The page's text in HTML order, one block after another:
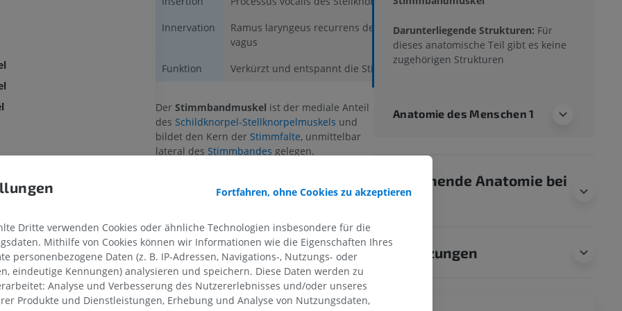
Muskel
Stellknorpel-Muskel
Muskel
Innervation
Ramus laryngeus recurrens des Nervus
vagus
Funktion
Verkürzt und entspannt die Stimmfalten.
Der Stimmbandmuskel ist der mediale Anteil
des Schildknorpel-Stellknorpelmuskels und
bildet den Kern der Stimmfalte, unmittelbar
lateral des Stimmbandes gelegen.
Der Muskel verläuft von der Innenfläche des
Processus vocalisdes Stellknorpels.
Funktion
DerStimmbandmuskelnimmt
Feinjustierungen an der Spannung und Länge
der Stimmfalten vor, indem er die
Darunterliegende Strukturen: Für
dieses anatomische Teil gibt es keine
zugehörigen Strukturen
Anatomie des Menschen 1
Vergleichende Anatomie bei
Tieren
Übersetzungen
Fortfahren, ohne Cookies zu akzeptieren
Dritte verwenden Cookies oder ähnliche Technologien insbesondere für die
Mithilfe von Cookies können wir Informationen wie die Eigenschaften Ihres
personenbezogene Daten (z. B. IP-Adressen, Navigations-, Nutzungs- oder
eindeutige Kennungen) analysieren und speichern. Diese Daten werden zu
Analyse und Verbesserung des Nutzererlebnisses und/oder unseres
Produkte und Dienstleistungen, Erhebung und Analyse von Nutzungsdaten,